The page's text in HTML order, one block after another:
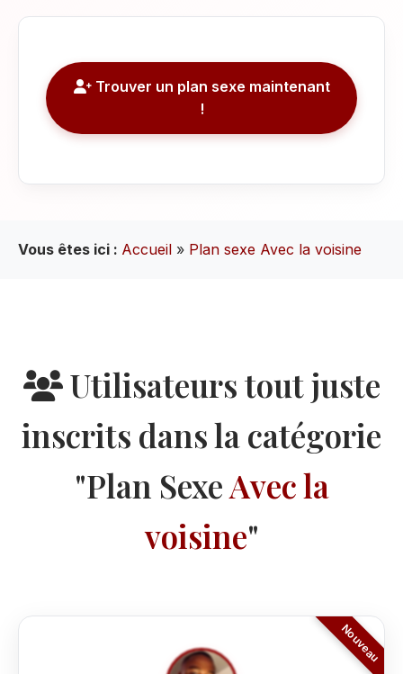
Trouver un plan sexe maintenant
!
Vous êtes ici : Accueil » Plan sexe Avec la voisine
Utilisateurs tout juste
inscrits dans la catégorie
"Plan SexeAvec la
voisine"